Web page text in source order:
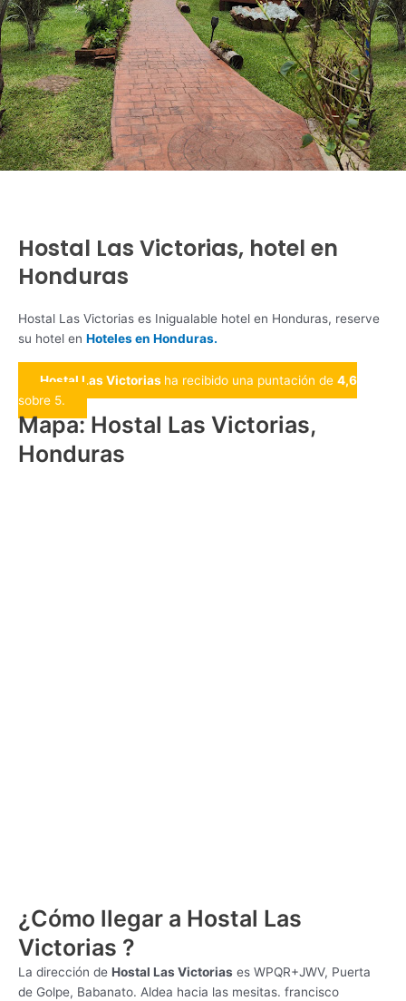
Hostal Las Victorias, hotel en
Honduras
Hostal Las Victorias es Inigualable hotel en Honduras, reserve
su hotel en Hoteles en Honduras.
Hostal Las Victorias ha recibido una puntación de 4,6
sobre 5.
Mapa: Hostal Las Victorias,
Honduras
¿Cómo llegar a Hostal Las
Victorias ?
La dirección de Hostal Las Victorias es WPQR+JWV, Puerta
de Golpe, Babanato. Aldea hacia las mesitas. francisco